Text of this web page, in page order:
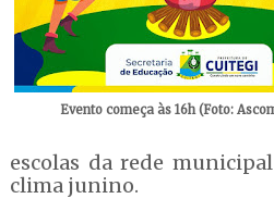
Evento começa às 16h (Foto:
escolas da rede
clima junino.